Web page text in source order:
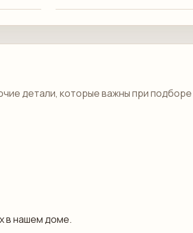
детали, которые важны при подборе
в нашем доме.